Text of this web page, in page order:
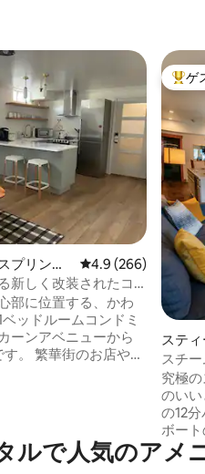
平均評価
プリング
レビュー266件、5
4.9 (266)
新しく改装されたコ
部に位置する、かわ
ッドルームコンドミ
ーンアベニューから
。 繁華街のお店やレ
が含まれています！
たコンドミニアムは
大好
ゲ
ステ
スの
スチ
にある
行けま
究極
のい
の12
ボー
いて
ー、
ルで人気のアメ